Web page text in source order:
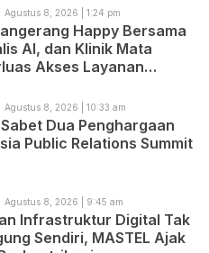
Agustus 8, 2026 | 1:24 pm
Happy Bersama
AI, dan Klinik Mata
Akses Layanan
Agustus 8, 2026 | 10:33 am
Dua Penghargaan
Public Relations Summit
Agustus 8, 2026 | 9:45 am
Infrastruktur Digital Tak
Sendiri, MASTEL Ajak